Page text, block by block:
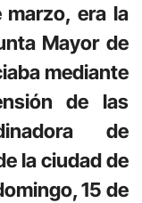
marzo, era la
Mayor de
mediante
de las
de
la ciudad de
15 de